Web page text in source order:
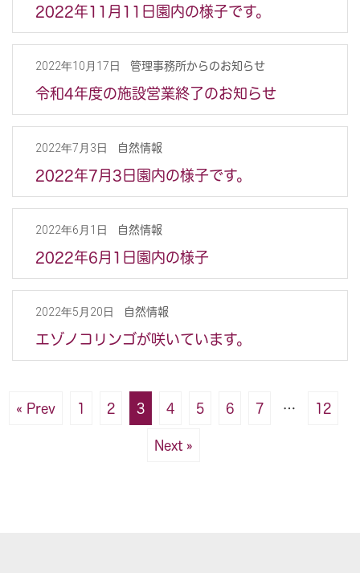
2022年11月11日園内の様子です。
2022年10月17日 管理事務所からのお知らせ
令和4年度の施設営業終了のお知らせ
2022年7月3日 自然情報
2022年7月3日園内の様子です。
2022年6月1日 自然情報
2022年6月1日園内の様子
2022年5月20日 自然情報
エゾノコリンゴが咲いています。
« Prev 1 2 3 4 5 6 7 … 12
Next »